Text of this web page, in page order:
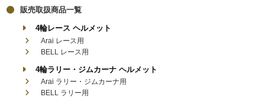
販売取扱商品一覧
4輪レース ヘルメット
Arai レース用
BELL レース用
4輪ラリー・ジムカーナ ヘルメット
Arai ラリー・ジムカーナ用
BELL ラリー用